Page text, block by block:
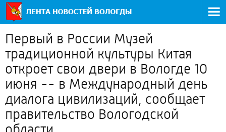
Первый в России Музей
традиционной культуры Китая
откроет свои двери в Вологде 10
июня -- в Международный день
диалога цивилизаций, сообщает
правительство Вологодской